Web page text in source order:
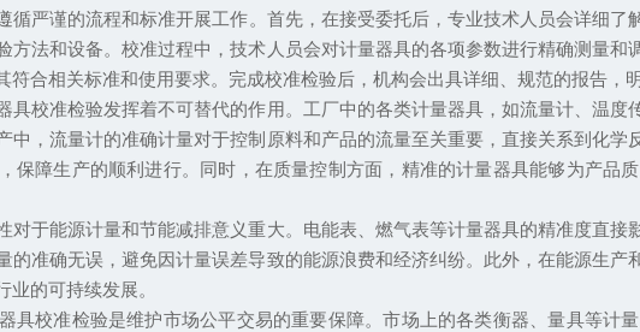
循严谨的流程和标准开展工作。首先，在接受委托后，专业技术人员会详细
方法和设备。校准过程中，技术人员会对计量器具的各项参数进行精确测量
符合相关标准和使用要求。完成校准检验后，机构会出具详细、规范的报告，
校准检验发挥着不可替代的作用。工厂中的各类计量器具，如流量计、温度
中，流量计的准确计量对于控制原料和产品的流量至关重要，直接关系到化
保障生产的顺利进行。同时，在质量控制方面，精准的计量器具能够为产
能源计量和节能减排意义重大。电能表、燃气表等计量器具的精准度直接
的准确无误，避免因计量误差导致的能源浪费和经济纠纷。此外，在能源生
的可持续发展。
校准检验是维护市场公平交易的重要保障。市场上的各类衡器、量具等计